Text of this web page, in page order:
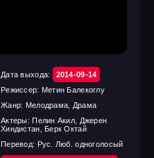
Дата выхода:
2014-09-14
Режиссер: Метин Балекоглу
Жанр: Мелодрама, Драма
Актеры:Пелин Акил, Джерен
Хиндистан, Берк Октай
Перевод: Рус. Люб. одноголосый